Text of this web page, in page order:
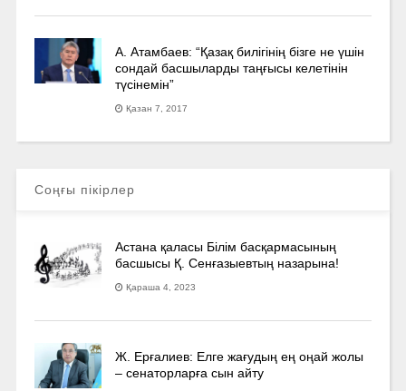
А. Атамбаев: “Қазақ билігінің бізге не үшін
сондай басшыларды таңғысы келетінін
түсінемін”
Қазан 7, 2017
Соңғы пікірлер
Астана қаласы Білім басқармасының
басшысы Қ. Сенғазыевтың назарына!
Қараша 4, 2023
Ж. Ерғалиев: Елге жағудың ең оңай жолы
– сенаторларға сын айту